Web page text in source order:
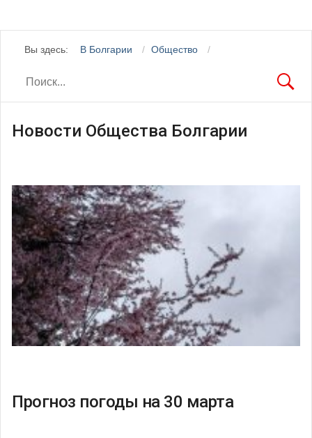
Вы здесь: В Болгарии Общество
Новости Общества Болгарии
Прогноз погоды на 30 марта